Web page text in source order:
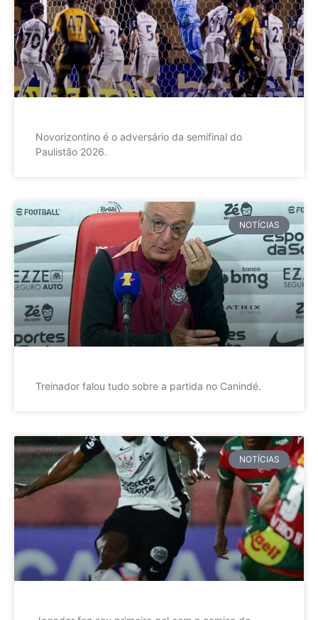
Novorizontino é o adversário da semifinal do
Paulistão 2026.
NOTÍCIAS
Treinador falou tudo sobre a partida no Canindé.
NOTÍCIAS